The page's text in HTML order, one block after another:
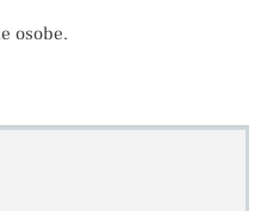
osobe.